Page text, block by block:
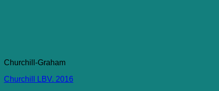
Churchill-Graham
Churchill LBV. 2016